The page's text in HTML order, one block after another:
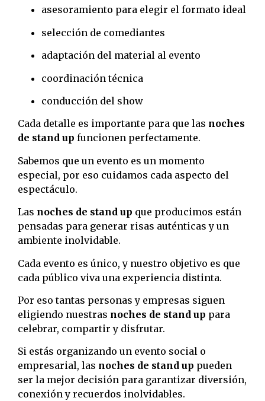
asesoramiento para elegir el formato ideal
selección de comediantes
adaptación del material al evento
coordinación técnica
conducción del show
Cada detalle es importante para que las noches
de stand up funcionen perfectamente.
Sabemos que un evento es un momento
especial, por eso cuidamos cada aspecto del
espectáculo.
Las noches de stand up que producimos están
pensadas para generar risas auténticas y un
ambiente inolvidable.
Cada evento es único, y nuestro objetivo es que
cada público viva una experiencia distinta.
Por eso tantas personas y empresas siguen
eligiendo nuestras noches de stand up para
celebrar, compartir y disfrutar.
Si estás organizando un evento social o
empresarial, las noches de stand up pueden
ser la mejor decisión para garantizar diversión,
conexión y recuerdos inolvidables.